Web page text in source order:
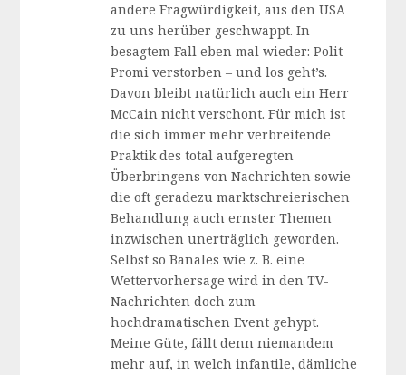
andere Fragwürdigkeit, aus den USA
zu uns herüber geschwappt. In
besagtem Fall eben mal wieder: Polit-
Promi verstorben – und los geht’s.
Davon bleibt natürlich auch ein Herr
McCain nicht verschont. Für mich ist
die sich immer mehr verbreitende
Praktik des total aufgeregten
Überbringens von Nachrichten sowie
die oft geradezu marktschreierischen
Behandlung auch ernster Themen
inzwischen unerträglich geworden.
Selbst so Banales wie z. B. eine
Wettervorhersage wird in den TV-
Nachrichten doch zum
hochdramatischen Event gehypt.
Meine Güte, fällt denn niemandem
mehr auf, in welch infantile, dämliche